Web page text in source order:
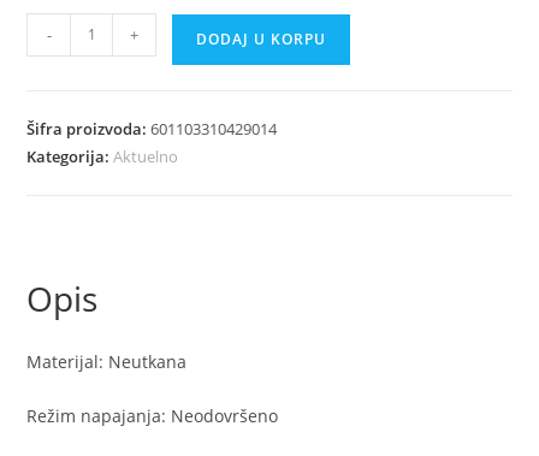
od
tkanine
torba
tela
količina
- + DODAJ U KORPU
Šifra proizvoda:601103310429014
Kategorija:Aktuelno
Opis
Materijal: Neutkana
Režim napajanja: Neodovršeno